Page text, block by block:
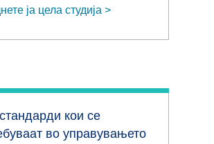
ја цела студија
кои се
во управувањето